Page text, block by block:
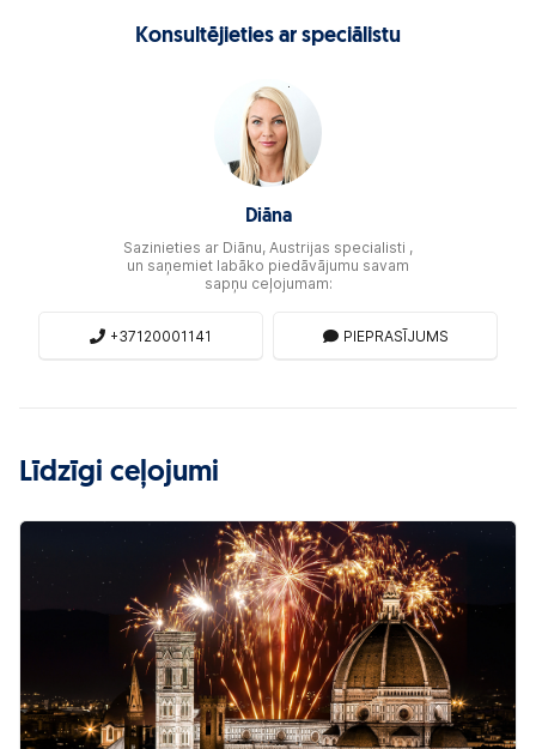
Konsultējieties ar speciālistu
Diāna
Sazinieties ar Diānu, Austrijas specialisti ,
un saņemiet labāko piedāvājumu savam
sapņu ceļojumam:
+37120001141 PIEPRASĪJUMS
Līdzīgi ceļojumi